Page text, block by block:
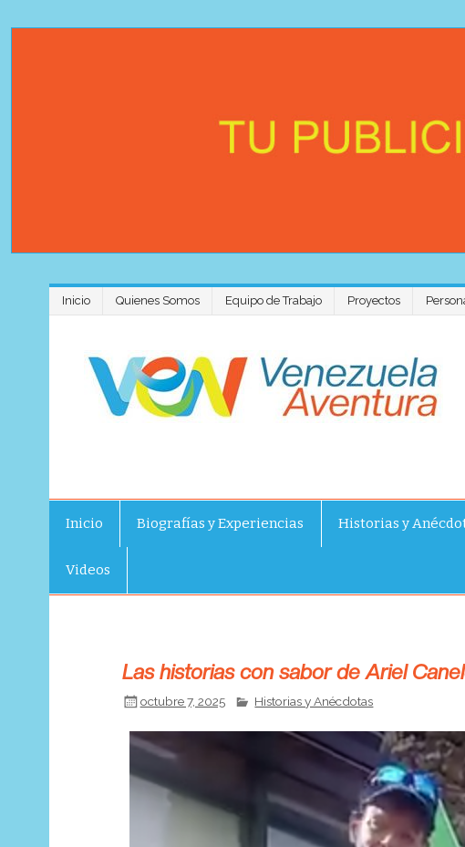
Inicio Quienes Somos Equipo de Trabajo Proyectos
Inicio Biografías y Experiencias Historias y
Videos
Las historias con sabor de Ariel
octubre 7, 2025 Historias y Anécdotas